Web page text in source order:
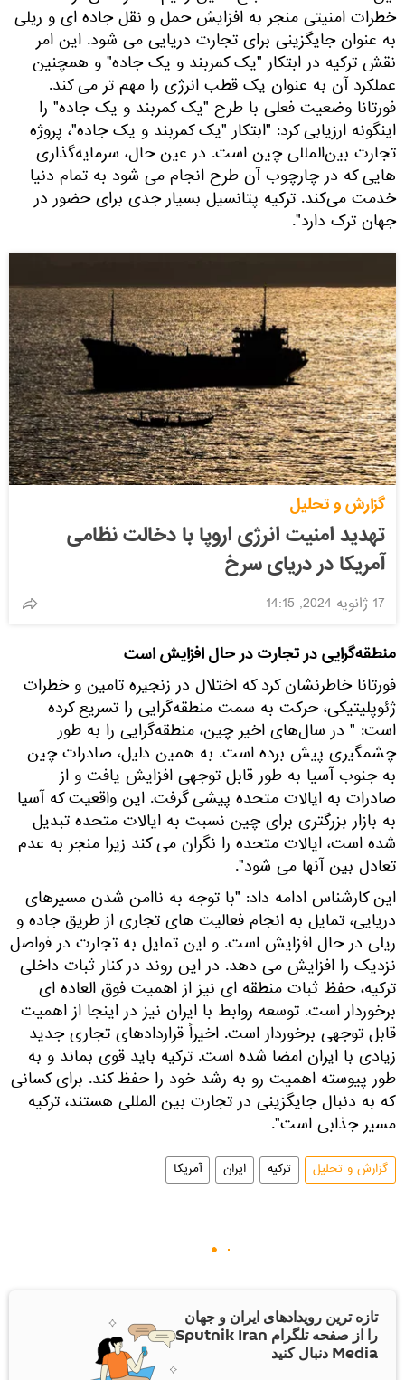
خطرات امنیتی منجر به افزایش حمل و نقل جاده ای و ریلی
به عنوان جایگزینی برای تجارت دریایی می شود. این امر
نقش ترکیه در ابتکار "یک کمربند و یک جاده" و همچنین
عملکرد آن به عنوان یک قطب انرژی را مهم تر می کند.
فورتانا وضعیت فعلی با طرح "یک کمربند و یک جاده" را
اینگونه ارزیابی کرد: "ابتکار "یک کمربند و یک جاده"، پروژه
تجارت بین‌المللی چین است. در عین حال، سرمایه‌گذاری
‌هایی که در چارچوب آن طرح انجام می‌ شود به تمام دنیا
خدمت می‌کند. ترکیه پتانسیل بسیار جدی برای حضور در
جهان ترک دارد".
گزارش و تحلیل
تهدید امنیت انرژی اروپا با دخالت نظامی
آمریکا در دریای سرخ
17 ژانویه 2024, 14:15
منطقه‌گرایی در تجارت در حال افزایش است
فورتانا خاطرنشان کرد که اختلال در زنجیره تامین و خطرات
ژئوپلیتیکی، حرکت به سمت منطقه‌گرایی را تسریع کرده
است: " در سال‌های اخیر چین، منطقه‌گرایی را به ‌طور
چشمگیری پیش برده است. به همین دلیل، صادرات چین
به جنوب آسیا به طور قابل توجهی افزایش یافت و از
صادرات به ایالات متحده پیشی گرفت. این واقعیت که آسیا
به بازار بزرگتری برای چین نسبت به ایالات متحده تبدیل
شده است، ایالات متحده را نگران می‌ کند زیرا منجر به عدم
تعادل بین آنها می‌ شود".
این کارشناس ادامه داد: "با توجه به ناامن شدن مسیرهای
دریایی، تمایل به انجام فعالیت های تجاری از طریق جاده و
ریلی در حال افزایش است. و این تمایل به تجارت در فواصل
نزدیک را افزایش می دهد. در این روند در کنار ثبات داخلی
ترکیه، حفظ ثبات منطقه ای نیز از اهمیت فوق العاده ای
برخوردار است. توسعه روابط با ایران نیز در اینجا از اهمیت
قابل توجهی برخوردار است. اخیراً قراردادهای تجاری جدید
زیادی با ایران امضا شده است. ترکیه باید قوی بماند و به
طور پیوسته اهمیت رو به رشد خود را حفظ کند. برای کسانی
که به دنبال جایگزینی در تجارت بین المللی هستند، ترکیه
مسیر جذابی است".
گزارش و تحلیل ترکیه ایران آمریکا
تازه ترین رویدادهای ایران و جهان
را از صفحه تلگرام Sputnik Iran
Media دنبال کنید